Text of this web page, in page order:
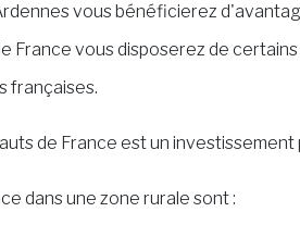
vous bénéficierez
France vous disposerez de
françaises.
de France est un
dans une zone rurale sont :